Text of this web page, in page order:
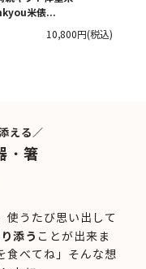
米俵...
10,800円(税込)
える／
・箸
使うたび思い出して
添う ことが出来ま
食べてね」そんな想